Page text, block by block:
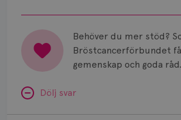
Behöver du mer stöd?
Bröstcancerförbundet
gemenskap och goda råd.
Dölj svar